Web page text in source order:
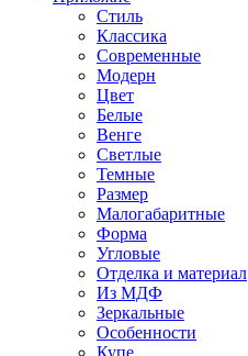
Стиль
Классика
Современные
Модерн
Цвет
Белые
Венге
Светлые
Темные
Размер
Малогабаритные
Форма
Угловые
Отделка и материал
Из МДФ
Зеркальные
Особенности
Купе